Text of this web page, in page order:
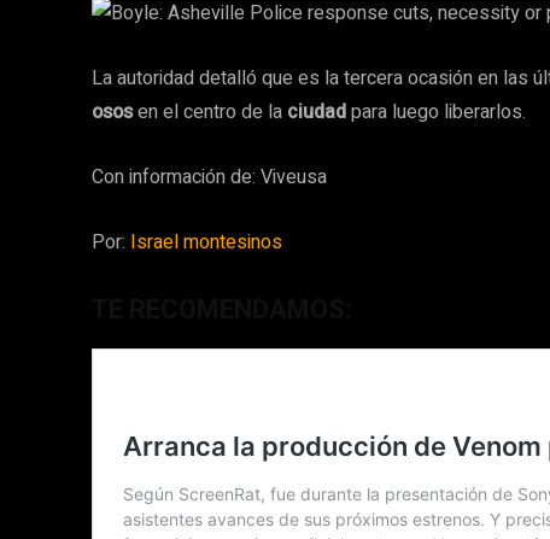
La autoridad detalló que es la tercera ocasión en las
ososen el centro de la ciudadpara luego liberarlos.
Con información de: Viveusa
Por: Israel montesinos